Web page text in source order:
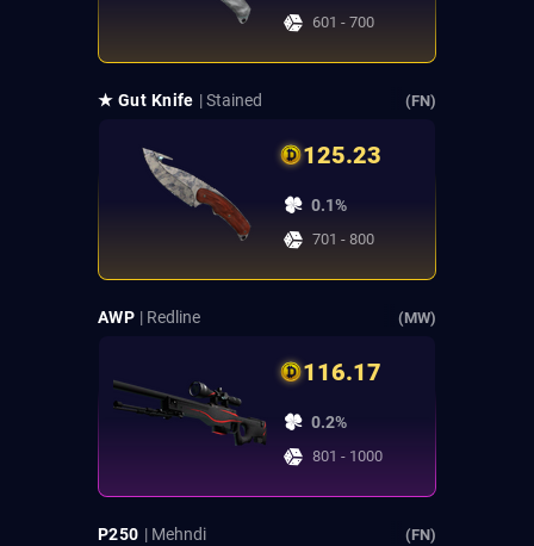
601 - 700
★ Gut Knife | Stained (FN)
125.23
0.1%
701 - 800
AWP | Redline (MW)
116.17
0.2%
801 - 1000
P250 | Mehndi (FN)